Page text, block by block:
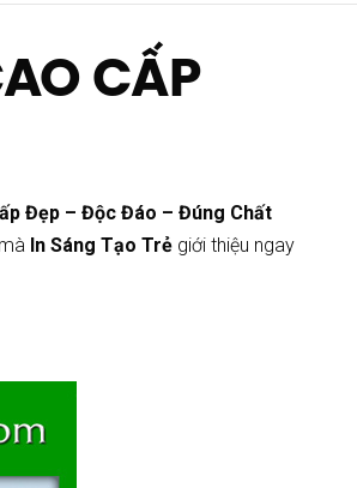
CẤP
Đẹp – Độc Đáo – Đúng Chất
mà In Sáng Tạo Trẻ giới thiệu ngay